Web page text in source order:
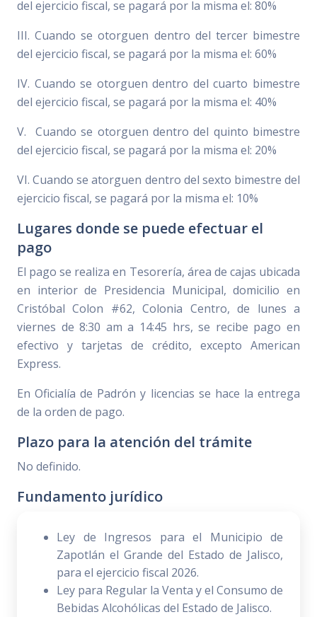
del ejercicio fiscal, se pagará por la misma el: 80%
III. Cuando se otorguen dentro del tercer bimestre
del ejercicio fiscal, se pagará por la misma el: 60%
IV. Cuando se otorguen dentro del cuarto bimestre
del ejercicio fiscal, se pagará por la misma el: 40%
V. Cuando se otorguen dentro del quinto bimestre
del ejercicio fiscal, se pagará por la misma el: 20%
VI. Cuando se atorguen dentro del sexto bimestre del
ejercicio fiscal, se pagará por la misma el: 10%
Lugares donde se puede efectuar el
pago
El pago se realiza en Tesorería, área de cajas ubicada
en interior de Presidencia Municipal, domicilio en
Cristóbal Colon #62, Colonia Centro, de lunes a
viernes de 8:30 am a 14:45 hrs, se recibe pago en
efectivo y tarjetas de crédito, excepto American
Express.
En Oficialía de Padrón y licencias se hace la entrega
de la orden de pago.
Plazo para la atención del trámite
No definido.
Fundamento jurídico
Ley de Ingresos para el Municipio de
Zapotlán el Grande del Estado de Jalisco,
para el ejercicio fiscal 2026.
Ley para Regular la Venta y el Consumo de
Bebidas Alcohólicas del Estado de Jalisco.